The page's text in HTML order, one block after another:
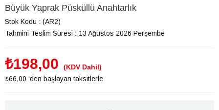
Büyük Yaprak Püsküllü Anahtarlık
Stok Kodu
(AR2)
Tahmini Teslim Süresi : 13 Ağustos 2026 Perşembe
₺198,00
(KDV Dahil)
₺66,00 'den başlayan taksitlerle